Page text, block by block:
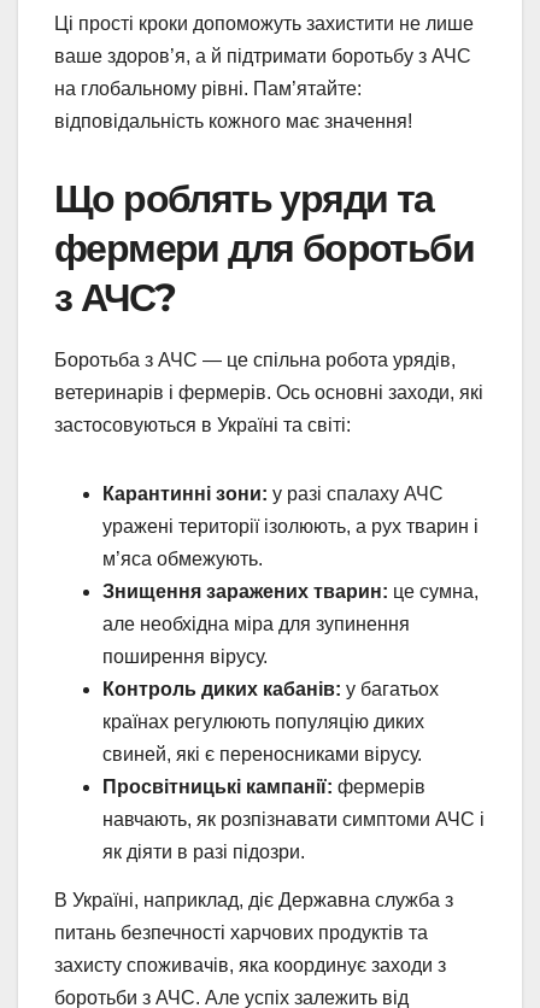
Ці прості кроки допоможуть захистити не лише
ваше здоров’я, а й підтримати боротьбу з АЧС
на глобальному рівні. Пам’ятайте:
відповідальність кожного має значення!
Що роблять уряди та
фермери для боротьби
з АЧС?
Боротьба з АЧС — це спільна робота урядів,
ветеринарів і фермерів. Ось основні заходи, які
застосовуються в Україні та світі:
Карантинні зони: у разі спалаху АЧС
уражені території ізолюють, а рух тварин і
м’яса обмежують.
Знищення заражених тварин: це сумна,
але необхідна міра для зупинення
поширення вірусу.
Контроль диких кабанів: у багатьох
країнах регулюють популяцію диких
свиней, які є переносниками вірусу.
Просвітницькі кампанії: фермерів
навчають, як розпізнавати симптоми АЧС і
як діяти в разі підозри.
В Україні, наприклад, діє Державна служба з
питань безпечності харчових продуктів та
захисту споживачів, яка координує заходи з
боротьби з АЧС. Але успіх залежить від